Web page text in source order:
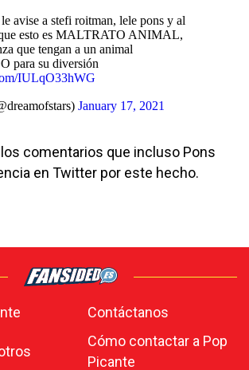
avise a stefi roitman, lele pons y al
esto es MALTRATO ANIMAL,
que tengan a un animal
para su diversión
IULqO33hWG
January 17, 2021
comentarios que incluso Pons
en Twitter por este hecho.
Contáctanos
Cómo contactar a Pop
Picante